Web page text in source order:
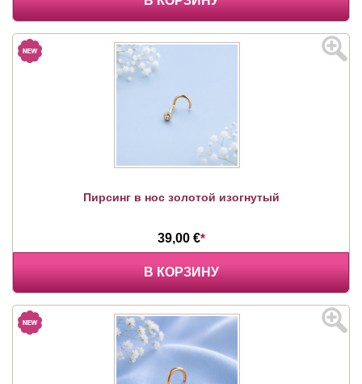
Пирсинг в нос золотой изогнутый
39,00 €*
В КОРЗИНУ